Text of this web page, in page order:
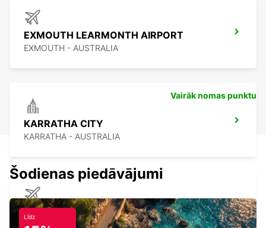
EXMOUTH LEARMONTH AIRPORT
EXMOUTH - AUSTRALIA
KARRATHA CITY
KARRATHA - AUSTRALIA
KARRATHA AIRPORT
KARRATHA - AUSTRALIA
Vairāk nomas punktu
Šodienas piedāvājumi
Līdz